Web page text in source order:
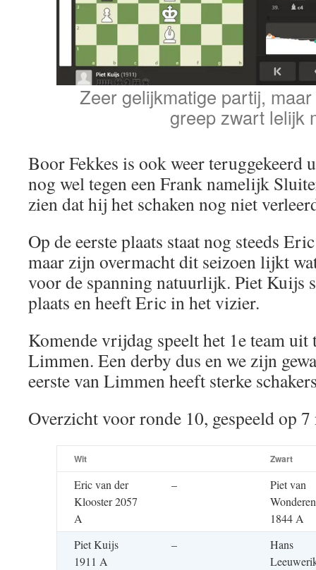
Zeer gelijkmatige partij,
greep zwart lelijk
Boor Fekkes is ook weer teruggekeerd
nog wel tegen een Frank namelijk
zien dat hij het schaken nog niet
Op de eerste plaats staat nog steeds
maar zijn overmacht dit seizoen lijkt
voor de spanning natuurlijk. Piet Kuijs
plaats en heeft Eric in het vizier.
Komende vrijdag speelt het 1e team
Limmen. Een derby dus en we zijn
eerste van Limmen heeft sterke
Overzicht voor ronde 10, gespeeld op
Wit Zwart
Eric van der
Klooster 2057
A
–
Piet van
Wonderen
1844 A
Piet Kuijs
1911 A
–
Hans